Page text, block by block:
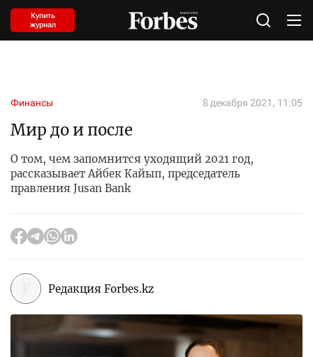
Купить
журнал
Финансы 8 декабря 2021, 11:05
Мир до и после
О том, чем запомнится уходящий 2021 год,
рассказывает Айбек Кайып, председатель
правления Jusan Bank
Редакция Forbes.kz